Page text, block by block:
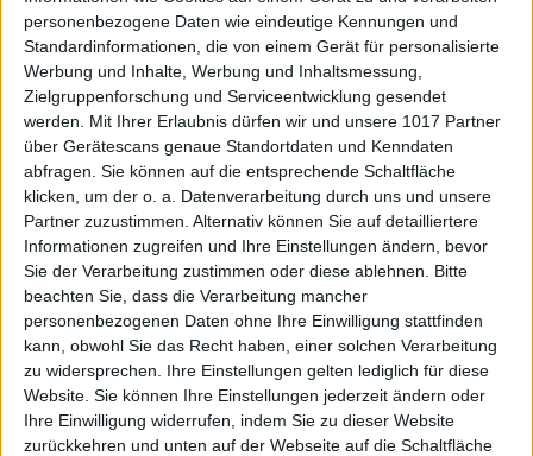
personenbezogene Daten wie eindeutige Kennungen und
Standardinformationen, die von einem Gerät für personalisierte
Werbung und Inhalte, Werbung und Inhaltsmessung,
Zielgruppenforschung und Serviceentwicklung gesendet
werden.
Mit Ihrer Erlaubnis dürfen wir und unsere 1017 Partner
über Gerätescans genaue Standortdaten und Kenndaten
abfragen. Sie können auf die entsprechende Schaltfläche
klicken, um der o. a. Datenverarbeitung durch uns und unsere
Partner zuzustimmen. Alternativ können Sie auf detailliertere
Informationen zugreifen und Ihre Einstellungen ändern, bevor
Sie der Verarbeitung zustimmen oder diese ablehnen.
Bitte
beachten Sie, dass die Verarbeitung mancher
personenbezogenen Daten ohne Ihre Einwilligung stattfinden
kann, obwohl Sie das Recht haben, einer solchen Verarbeitung
zu widersprechen. Ihre Einstellungen gelten lediglich für diese
Website. Sie können Ihre Einstellungen jederzeit ändern oder
Ihre Einwilligung widerrufen, indem Sie zu dieser Website
zurückkehren und unten auf der Webseite auf die Schaltfläche